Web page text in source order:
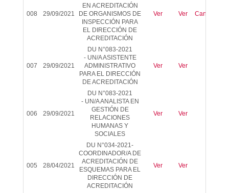
008 29/09/2021
EN ACREDITACIÓN
DE ORGANISMOS DE
INSPECCIÓN PARA
EL DIRECCIÓN DE
ACREDITACIÓN
Ver Ver Cancelado
007 29/09/2021
DU N°083-2021
- UN/A ASISTENTE
ADMINISTRATIVO
PARA EL DIRECCIÓN
DE ACREDITACIÓN
Ver Ver
006 29/09/2021
DU N°083-2021
- UN/A ANALISTA EN
GESTIÓN DE
RELACIONES
HUMANAS Y
SOCIALES
Ver Ver
005 28/04/2021
DU N°034-2021-
COORDINADOR/A DE
ACREDITACIÓN DE
ESQUEMAS PARA EL
DIRECCIÓN DE
ACREDITACIÓN
Ver Ver